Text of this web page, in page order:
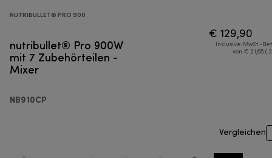
NUTRIBULLET® PRO 900
nutribullet® Pro 900W
mit 7 Zubehörteilen -
Mixer
NB910CP
€ 129,90
Inklusive MwSt.-
von € 21,65 (
Vergleichen